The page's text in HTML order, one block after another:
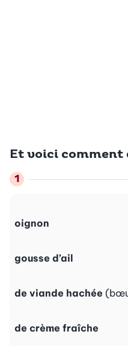
Et voici comment
oignon
gousse d’ail
de viande hachée
de crème fraîche